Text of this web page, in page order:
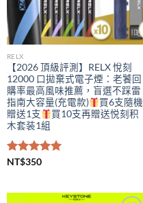
RELX
【2026 頂級評測】RELX 悅刻
12000 口拋棄式電子煙：老饕回
購率最高風味推薦，盲選不踩雷
指南大容量(充電款)
買6支隨機
贈送1支
買10支再贈送悦刻积
木套装1組
評分5.00
NT$350